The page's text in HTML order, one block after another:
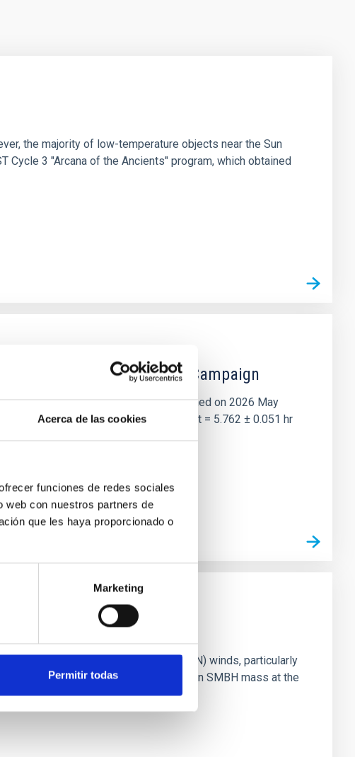
Acerca de las cookies
funciones de redes sociales
web con nuestros partners de
que les haya proporcionado o
Marketing
Permitir todas
the majority of low-temperature objects near the Sun
3 "Arcana of the Ancients" program, which obtained
of the Lucy Mutual Event Campaign
of the NASA Lucy mission, obtained on 2026 May
two-night dataset yields P rot = 5.762 ± 0.051 hr
effects of active galactic nuclei (AGN) winds, particularly
investigating the relationship between SMBH mass at the